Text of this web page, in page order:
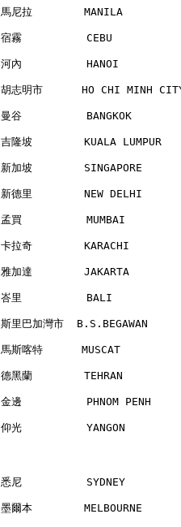
馬尼拉        MANILA
宿霧          CEBU
河內          HANOI
胡志明市      HO CHI MINH
曼谷          BANGKOK
吉隆坡        KUALA LUMPUR
新加坡        SINGAPORE
新德里        NEW
孟買          MUMBAI
卡拉奇        KARACHI
雅加達        JAKARTA
峇里          BALI
斯里巴加灣市  B.S.BEGAWAN
馬斯喀特      MUSCAT
德黑蘭        TEHRAN
金邊          PHNOM
仰光          YANGON
悉尼          SYDNEY
墨爾本        MELBOURNE